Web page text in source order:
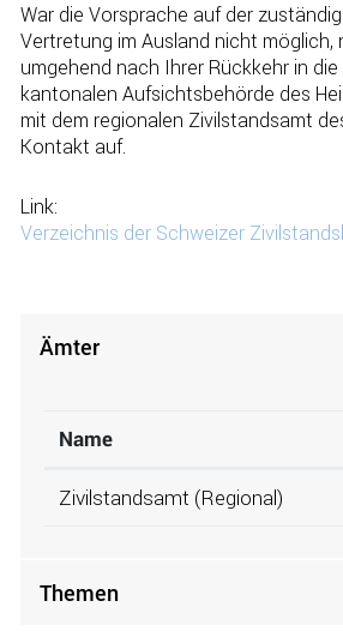
War die Vorsprache auf der
Vertretung im Ausland nicht möglich,
umgehend nach Ihrer Rückkehr in
kantonalen Aufsichtsbehörde des
mit dem regionalen Zivilstandsamt
Kontakt auf.
Link:
Verzeichnis der Schweizer
Ämter
Name
Zivilstandsamt (Regional)
Themen